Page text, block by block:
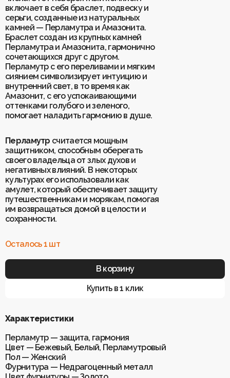
Для клиентов
Доставка
Оплата
Гарантия и возврат
Услуги по ремонту
Обучение «Браслеты Мастера: искусство
и бизнес с камнями»
Рекомендации по уходу
О Keklik
Блог
Отзывы
Контакты
Политика конфиденциальности
Пользовательское соглашение
ИП Шахрай Светлана Михайловна
ИНН 263500194811
ОГРН 305263515900181
Разработка сайтаWEBELEMENT
включает в себя браслет, подвеску и
серьги, созданные из натуральных
камней — Перламутра и Амазонита.
Браслет создан из крупных камней
Перламутра и Амазонита, гармонично
сочетающихся друг с другом.
Перламутр с его переливами и мягким
сиянием символизирует интуицию и
внутренний свет, в то время как
Амазонит, с его успокаивающими
оттенками голубого и зеленого,
помогает наладить гармонию в душе.
Перламутр считается мощным
защитником, способным оберегать
своего владельца от злых духов и
негативных влияний. В некоторых
культурах его использовали как
амулет, который обеспечивает защиту
путешественникам и морякам, помогая
им возвращаться домой в целости и
сохранности.
Осталось 1 шт
В корзину
Купить в 1 клик
Характеристики
Перламутр — защита, гармония
Цвет — Бежевый, Белый, Перламутровый
Пол — Женский
Фурнитура — Недрагоценный металл